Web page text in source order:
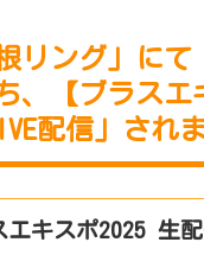
リング」に
、【ブラスエ
配信」され
エキスポ2025 生